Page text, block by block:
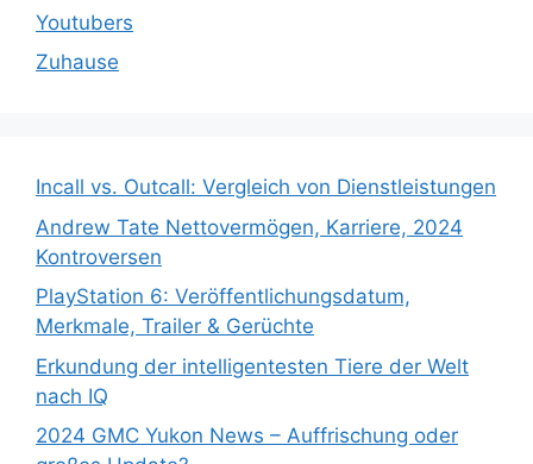
Youtubers
Zuhause
Incall vs. Outcall: Vergleich von Dienstleistungen
Andrew Tate Nettovermögen, Karriere, 2024
Kontroversen
PlayStation 6: Veröffentlichungsdatum,
Merkmale, Trailer & Gerüchte
Erkundung der intelligentesten Tiere der Welt
nach IQ
2024 GMC Yukon News – Auffrischung oder